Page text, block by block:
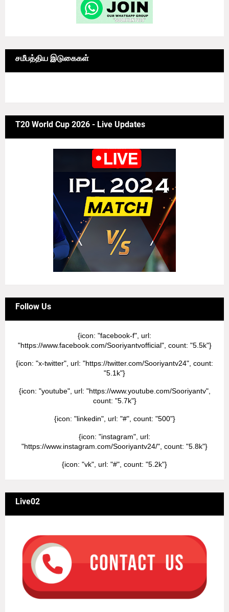
சமீபத்திய இடுகைகள்
T20 World Cup 2026 - Live Updates
Follow Us
{icon: "facebook-f", url:
"https://www.facebook.com/Sooriyantvofficial", count: "5.5k"}
{icon: "x-twitter", url: "https://twitter.com/Sooriyantv24", count:
"5.1k"}
{icon: "youtube", url: "https://www.youtube.com/Sooriyantv",
count: "5.7k"}
{icon: "linkedin", url: "#", count: "500"}
{icon: "instagram", url:
"https://www.instagram.com/Sooriyantv24/", count: "5.8k"}
{icon: "vk", url: "#", count: "5.2k"}
Live02